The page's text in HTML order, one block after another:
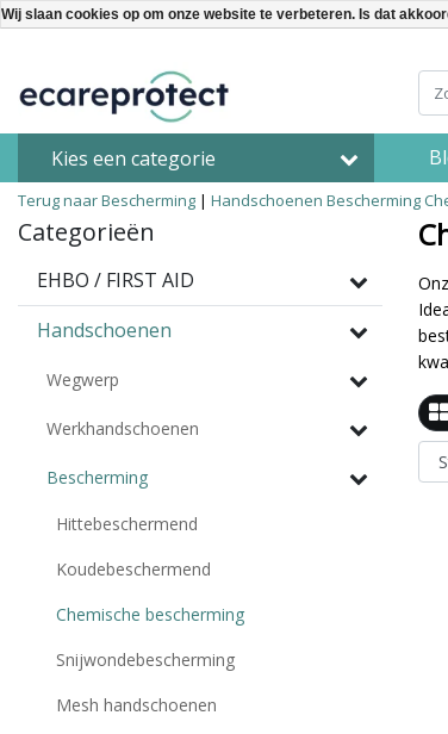
Kies een categorie
Terug naar Bescherming | Handschoenen Bescherming
Categorieën
EHBO / FIRST AID
Handschoenen
Wegwerp
Werkhandschoenen
Bescherming
Hittebeschermend
Koudebeschermend
Chemische bescherming
Snijwondebescherming
Mesh handschoenen
Wij slaan cookies op om onze website te verbeteren. Is dat